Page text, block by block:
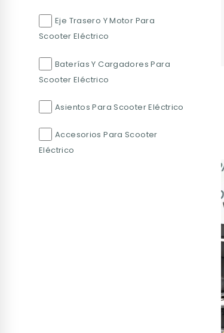
Eje Trasero Y Motor Para
Scooter Eléctrico
Baterías Y Cargadores Para
Scooter Eléctrico
Asientos Para Scooter Eléctrico
Accesorios Para Scooter
Eléctrico